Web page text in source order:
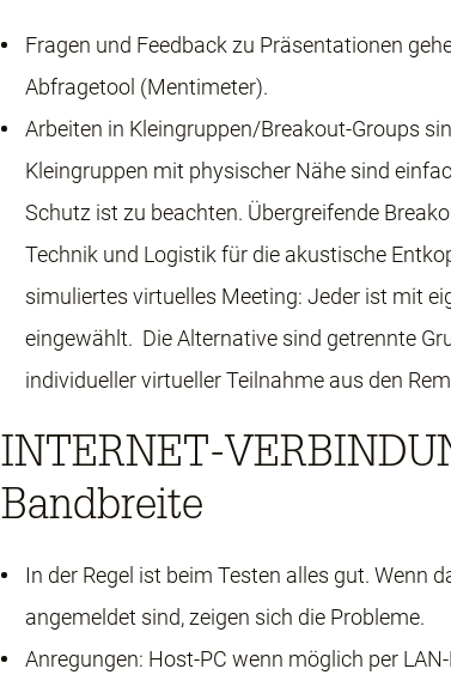
Fragen und Feedback zu Präsentationen
Abfragetool (Mentimeter).
Arbeiten in Kleingruppen/Breakout-Groups
Kleingruppen mit physischer Nähe sind
Schutz ist zu beachten. Übergreifende
Technik und Logistik für die akustische
simuliertes virtuelles Meeting: Jeder ist mit
eingewählt. Die Alternative sind getrennte
individueller virtueller Teilnahme aus den
INTERNET-
Bandbreite
In der Regel ist beim Testen alles gut. Wenn
angemeldet sind, zeigen sich die Probleme.
Anregungen: Host-PC wenn möglich per